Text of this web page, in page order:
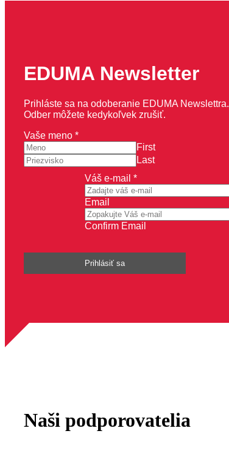
EDUMA Newsletter
Prihláste sa na odoberanie EDUMA Newslettra.
Odber môžete kedykoľvek zrušiť.
meno
e-
mail
Váš
Vaše meno *
First
Last
Váš e-mail *
Email
Confirm Email
Prihlásiť sa
Naši podporovatelia